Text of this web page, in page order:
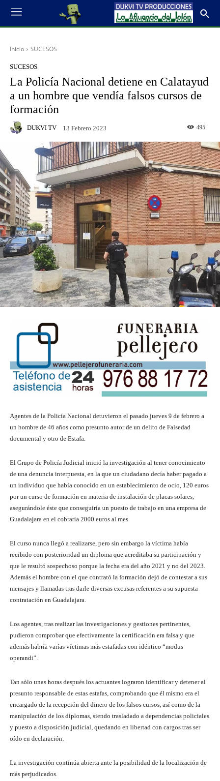
Inicio SUCESOS
SUCESOS
La Policía Nacional detiene en Calatayud
a un hombre que vendía falsos cursos de
formación
DUKVI TV 13 Febrero 2023 495
Agentes de la Policía Nacional detuvieron el pasado jueves 9 de febrero a
un hombre de 46 años como presunto autor de un delito de Falsedad
documental y otro de Estafa.
El Grupo de Policía Judicial inició la investigación al tener conocimiento
de una denuncia interpuesta, en la que un ciudadano decía haber pagado a
un individuo que había conocido en un establecimiento de ocio, 120 euros
por un curso de formación en materia de instalación de placas solares,
asegurándole éste que conseguiría un puesto de trabajo en una empresa de
Guadalajara en el cobraría 2000 euros al mes.
El curso nunca llegó a realizarse, pero sin embargo la víctima había
recibido con posterioridad un diploma que acreditaba su participación y
que le resultó sospechoso porque la fecha era del año 2021 y no del 2023.
Además el hombre con el que contrató la formación dejó de contestar a sus
mensajes y llamadas tras darle diversas excusas referentes a su supuesta
contratación en Guadalajara.
Los agentes, tras realizar las investigaciones y gestiones pertinentes,
pudieron comprobar que efectivamente la certificación era falsa y que
además habría varías víctimas más estafadas con idéntico “modus
operandi”.
Tan sólo unas horas después los actuantes lograron identificar y detener al
presunto responsable de estas estafas, comprobando que él mismo era el
encargado de la recepción del dinero de los falsos cursos, así como de la
manipulación de los diplomas, siendo trasladado a dependencias policiales
y puesto a disposición judicial, quedando en libertad con cargos tras ser
oído en declaración.
La investigación continúa abierta ante la posibilidad de la localización de
más perjudicados.